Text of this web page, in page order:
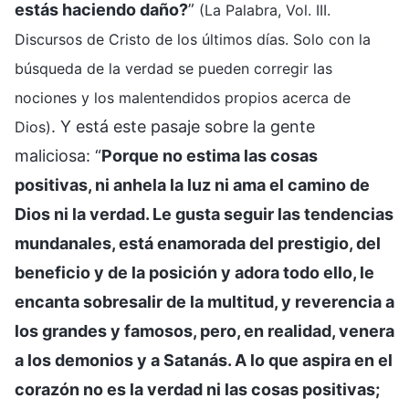
estás haciendo daño?” (La Palabra, Vol. III.
Discursos de Cristo de los últimos días. Solo con la
búsqueda de la verdad se pueden corregir las
nociones y los malentendidos propios acerca de
Dios). Y está este pasaje sobre la gente
maliciosa: “Porque no estima las cosas
positivas, ni anhela la luz ni ama el camino de
Dios ni la verdad. Le gusta seguir las tendencias
mundanales, está enamorada del prestigio, del
beneficio y de la posición y adora todo ello, le
encanta sobresalir de la multitud, y reverencia a
los grandes y famosos, pero, en realidad, venera
a los demonios y a Satanás. A lo que aspira en el
corazón no es la verdad ni las cosas positivas;